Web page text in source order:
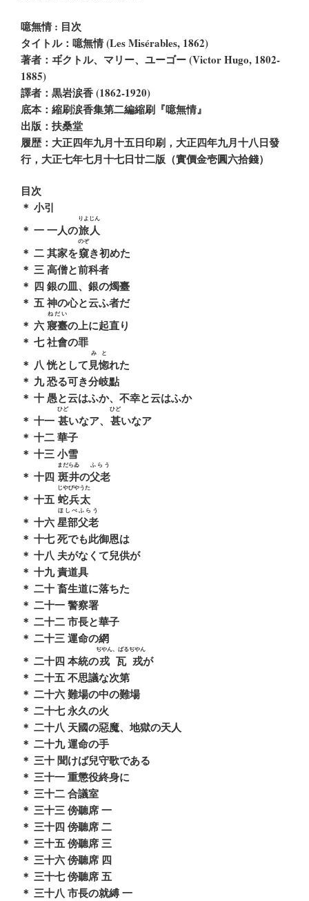
噫無情 : 目次
タイトル：噫無情 (Les Misérables, 1862)
著者：ヸクトル、マリー、ユーゴー (Victor Hugo, 1802-
1885)
譯者：黒岩涙香 (1862-1920)
底本：縮刷涙香集第二編縮刷『噫無情』
出版：扶桑堂
履歴：大正四年九月十五日印刷，大正四年九月十八日發
行，大正七年七月十七日廿二版（實價金壱圓六拾錢）
目次
＊ 小引
＊ 一 一人の旅人
りよじん
＊ 二 其家を窺
のぞ
き初めた
＊ 三 高僧と前科者
＊ 四 銀の皿、銀の燭臺
＊ 五 神の心と云ふ者だ
＊ 六寢臺
ねだい
の上に起直り
＊ 七 社會の罪
＊ 八 恍として見惚
みと
れた
＊ 九 恐る可き分岐點
＊ 十 愚と云はふか、不幸と云はふか
＊ 十一 甚
ひど
いなア、 甚
ひど
いなア
＊ 十二 華子
＊ 十三 小雪
＊ 十四 斑井
まだらゐ
の父老
ふらう
＊ 十五 蛇兵太
じやびやうた
＊ 十六星部
ほしべ
父老
ふらう
＊ 十七 死でも此御恩は
＊ 十八 夫がなくて兒供が
＊ 十九 責道具
＊ 二十 畜生道に落ちた
＊ 二十一 警察署
＊ 二十二 市長と華子
＊ 二十三 運命の網
＊ 二十四 本統の戎瓦戎
ぢやん、ばるぢやん
が
＊ 二十五 不思議な次第
＊ 二十六 難場の中の難場
＊ 二十七 永久の火
＊ 二十八 天國の惡魔、地獄の天人
＊ 二十九 運命の手
＊ 三十 聞けば兒守歌である
＊ 三十一 重懲役終身に
＊ 三十二 合議室
＊ 三十三 傍聽席 一
＊ 三十四 傍聽席 二
＊ 三十五 傍聽席 三
＊ 三十六 傍聽席 四
＊ 三十七 傍聽席 五
＊ 三十八 市長の就縛 一